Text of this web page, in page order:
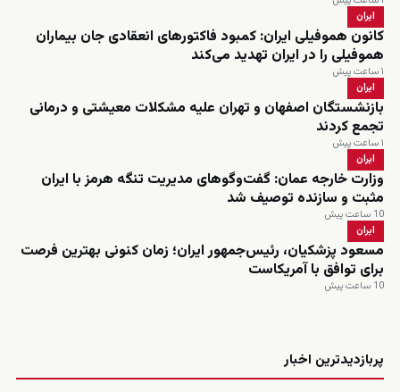
ایران
کانون هموفیلی ایران: کمبود فاکتورهای انعقادی جان بیماران
هموفیلی را در ایران تهدید می‌کند
۱ ساعت پیش
ایران
بازنشستگان اصفهان و تهران علیه مشکلات معیشتی و درمانی
تجمع کردند
۱ ساعت پیش
ایران
وزارت خارجه عمان: گفت‌وگوهای مدیریت تنگه هرمز با ایران
مثبت و سازنده توصیف شد
10 ساعت پیش
ایران
مسعود پزشکیان، رئیس‌جمهور ایران؛ زمان کنونی بهترین فرصت
برای توافق با آمریکاست
10 ساعت پیش
پربازدیدترین اخبار